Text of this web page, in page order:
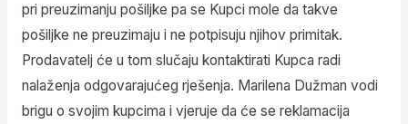
pri preuzimanju pošiljke pa se Kupci mole da takve
pošiljke ne preuzimaju i ne potpisuju njihov primitak.
Prodavatelj će u tom slučaju kontaktirati Kupca radi
nalaženja odgovarajućeg rješenja. Marilena Dužman vodi
brigu o svojim kupcima i vjeruje da će se reklamacija